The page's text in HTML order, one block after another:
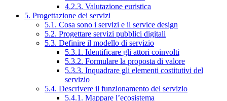
4.2.3. Valutazione euristica
5. Progettazione dei servizi
5.1. Cosa sono i servizi e il service design
5.2. Progettare servizi pubblici digitali
5.3. Definire il modello di servizio
5.3.1. Identificare gli attori coinvolti
5.3.2. Formulare la proposta di valore
5.3.3. Inquadrare gli elementi costitutivi del
servizio
5.4. Descrivere il funzionamento del servizio
5.4.1. Mappare l’ecosistema